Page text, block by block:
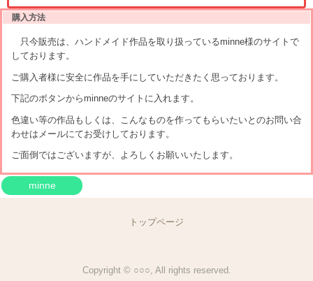
購入方法
只今販売は、ハンドメイド作品を取り扱っているminne様のサイトで
しております。
ご購入者様に安全に作品を手にしていただきたく思っております。
下記のボタンからminneのサイトに入れます。
色違い等の作品もしくは、こんなものを作ってもらいたいとのお問い合
わせはメールにてお受けしております。
ご面倒ではございますが、よろしくお願いいたします。
minne
トップページ
Copyright © ○○○, All rights reserved.